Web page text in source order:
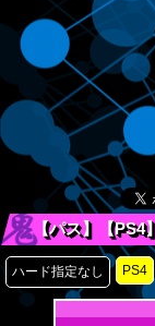
【パス】【PS4
ハード指定なし PS4